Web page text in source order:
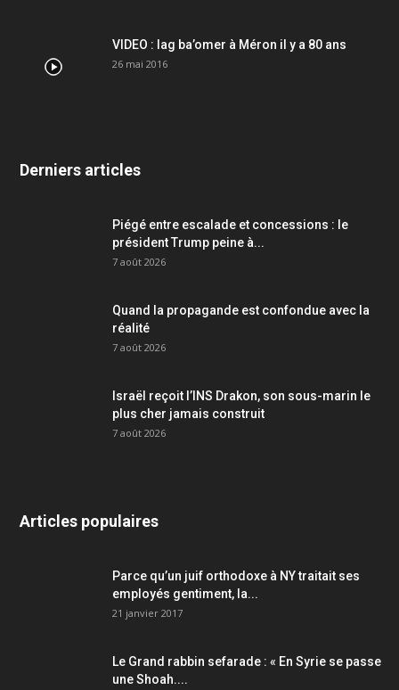
VIDEO : lag ba’omer à Méron il y a 80 ans
26 mai 2016
Derniers articles
Piégé entre escalade et concessions : le
président Trump peine à...
7 août 2026
Quand la propagande est confondue avec la
réalité
7 août 2026
Israël reçoit l’INS Drakon, son sous-marin le
plus cher jamais construit
7 août 2026
Articles populaires
Parce qu’un juif orthodoxe à NY traitait ses
employés gentiment, la...
21 janvier 2017
Le Grand rabbin sefarade : « En Syrie se passe
une Shoah....